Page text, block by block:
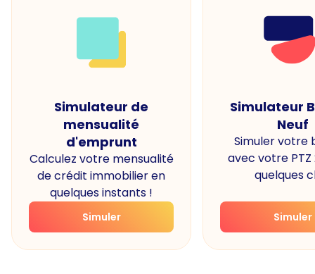
Simulateur de
mensualité
d'emprunt
Calculez votre mensualité
de crédit immobilier en
quelques instants !
Simuler
Simulateur
Neuf
Simuler votre
avec votre PTZ
quelques
Simuler